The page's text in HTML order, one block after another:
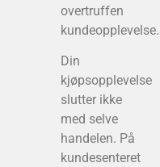
overtruffen
kundeopplevelse.
Din
kjøpsopplevelse
slutter ikke
med selve
handelen. På
kundesenteret